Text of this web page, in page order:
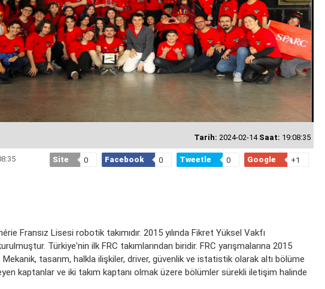
Tarih: 2024-02-14 Saat: 19:08:35
Site 0 Facebook 0 Tweetle 0 Google +1
Fransız Lisesi robotik takımıdır. 2015 yılında Fikret Yüksel Vakfı
Türkiye'nin ilk FRC takımlarından biridir. FRC yarışmalarına 2015
Mekanik, tasarım, halkla ilişkiler, driver, güvenlik ve istatistik olarak altı bölüme
kaptanlar ve iki takım kaptanı olmak üzere bölümler sürekli iletişim halinde